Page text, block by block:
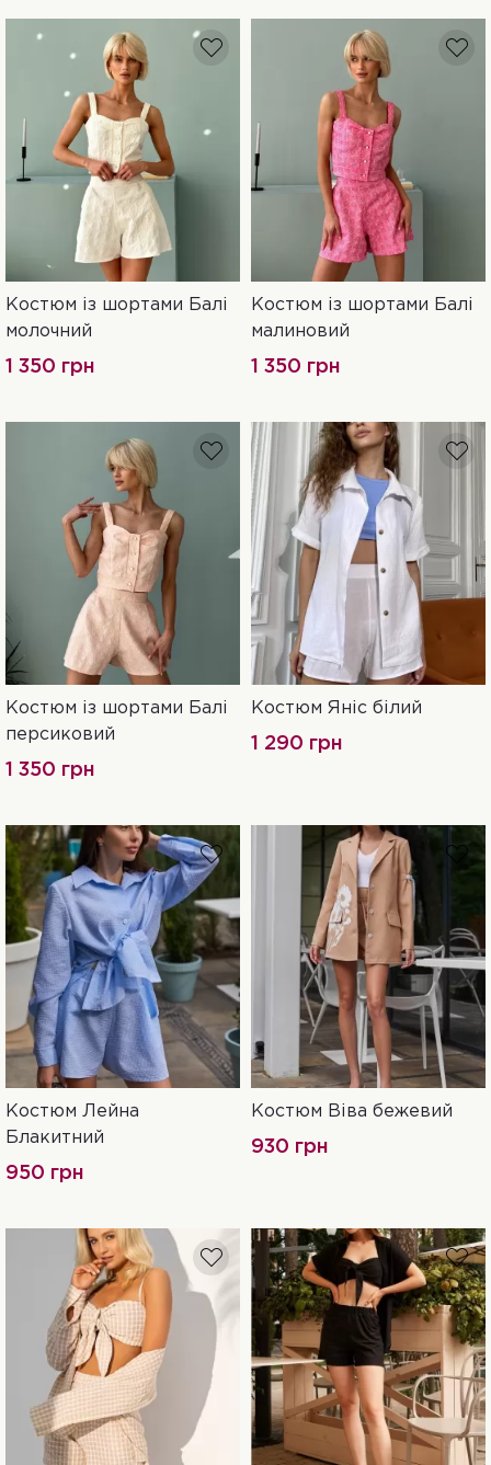
S M L XL
Костюм із шортами Балі
молочний
1 350 грн
S M L XL
Костюм із шортами Балі
малиновий
1 350 грн
S M L XL
Костюм із шортами Балі
персиковий
1 350 грн
S M L
Костюм Яніс білий
1 290 грн
L
Костюм Лейна
Блакитний
950 грн
S M L XL
Костюм Віва бежевий
930 грн